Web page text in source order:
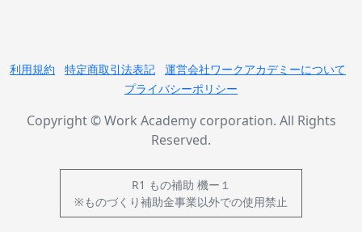
利用規約 特定商取引法表記
運営会社ワークアカデミーについて
プライバシーポリシー
Copyright © Work Academy corporation. All Rights
Reserved.
R1 もの補助 機ー１
※ものづくり補助金事業以外での使用禁止